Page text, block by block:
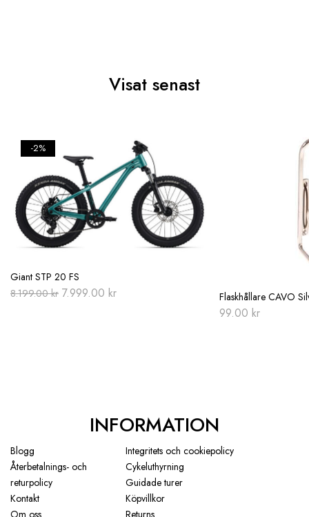
Visat senast
-2%
Giant STP 20 FS
8.199.00kr Original
7.999.00 krCurrent Flaskhållare CAVO
99.00 kr
INFORMATION
Blogg
Integritets och cookiepolicy
Återbetalnings- och
returpolicy
Cykeluthyrning
Guidade turer
Kontakt
Köpvillkor
Om oss
Returns